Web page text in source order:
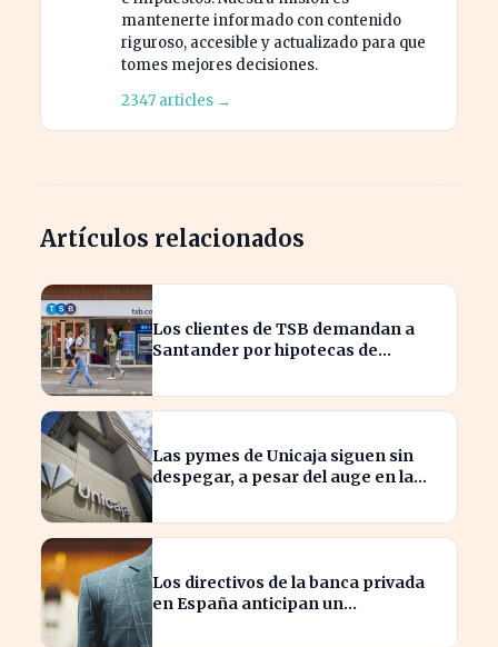
mantenerte informado con contenido
riguroso, accesible y actualizado para que
tomes mejores decisiones.
2347 articles →
Artículos relacionados
Los clientes de TSB demandan a
Santander por hipotecas de
Las pymes de Unicaja siguen sin
despegar, a pesar del auge en la
Los directivos de la banca privada
en España anticipan un